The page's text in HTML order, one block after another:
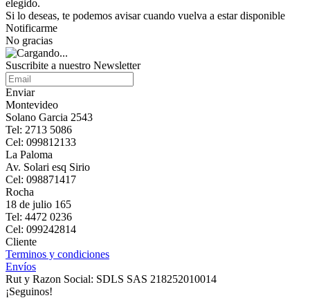
elegido.
Si lo deseas, te podemos avisar cuando vuelva a estar disponible
Notificarme
No gracias
Suscribite a nuestro Newsletter
Enviar
Montevideo
Solano Garcia 2543
Tel: 2713 5086
Cel: 099812133
La Paloma
Av. Solari esq Sirio
Cel: 098871417
Rocha
18 de julio 165
Tel: 4472 0236
Cel: 099242814
Cliente
Terminos y condiciones
Envíos
Rut y Razon Social: SDLS SAS 218252010014
¡Seguinos!